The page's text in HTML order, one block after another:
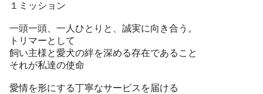
１ミッション
一頭一頭、一人ひとりと、誠実に向き合う。
トリマーとして
飼い主様と愛犬の絆を深める存在であること
それが私達の使命
愛情を形にする丁寧なサービスを届ける